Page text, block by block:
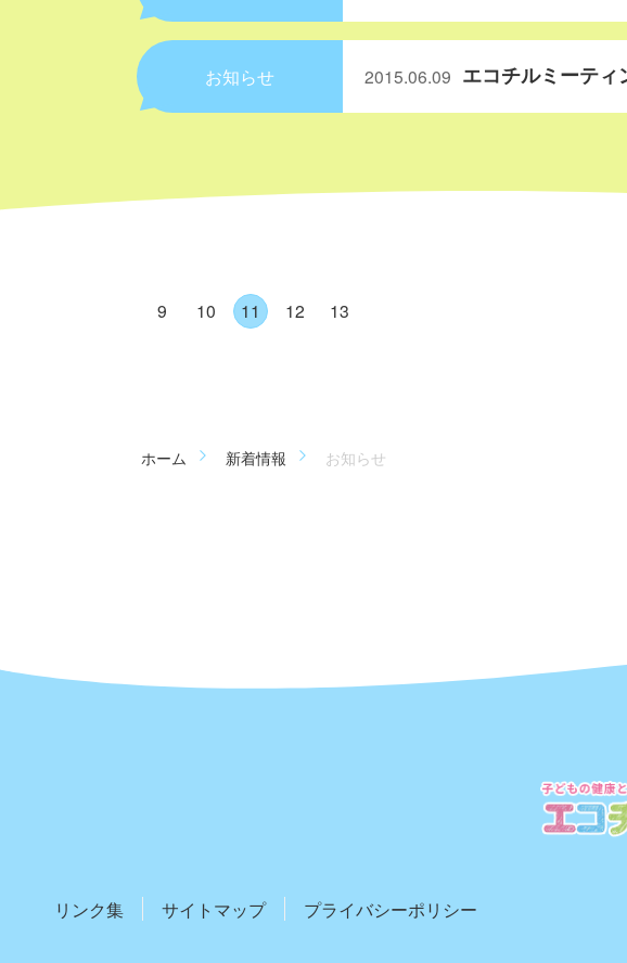
お知らせ 2015.06.09 エコチルミーティ
9 10 11 12 13
ホーム 新着情報 お知らせ
リンク集 サイトマップ プライバシーポリシー